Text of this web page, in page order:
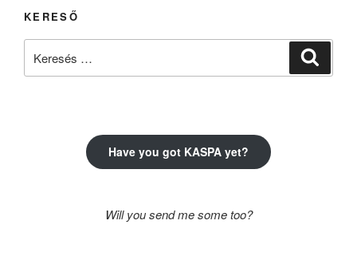
KERESŐ
Have you got KASPA yet?
Will you send me some too?